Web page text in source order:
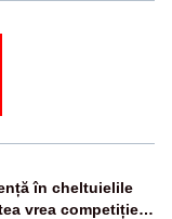
în cheltuielile
vrea competiție